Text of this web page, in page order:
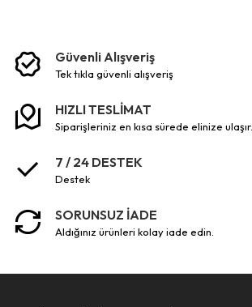
Güvenli Alışveriş
tek tikla güvenli̇ alişveri̇ş
HIZLI TESLİMAT
siparişleriniz en kısa sürede elinize ulaşır.
7 / 24 DESTEK
destek
SORUNSUZ İADE
aldığınız ürünleri kolay iade edin.